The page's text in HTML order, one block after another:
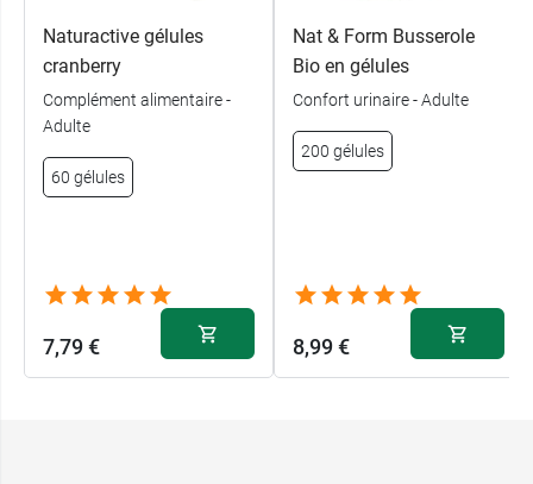
Naturactive gélules
cranberry
Complément alimentaire -
Adulte
60 gélules
7,79 €
Nat & Form Busserole
Bio en gélules
Confort urinaire - Adulte
200 gélules
8,99 €